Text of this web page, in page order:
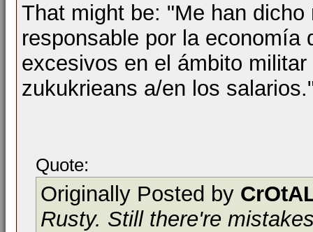
That might be: "Me han
responsable por la economía
excesivos en el ámbito
zukukrieans a/en los
Quote:
Originally Posted by
Rusty. Still there're